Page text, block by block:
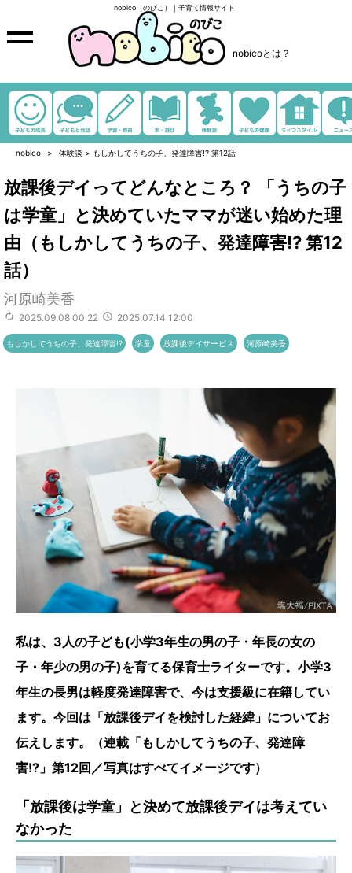
nobico（のびこ）｜子育て情報サイト
nobicoとは？
nobico 体験談 > もしかしてうちの子、発達障害!? 第12話
放課後デイってどんなところ？ 「うちの子
は学童」と決めていたママが迷い始めた理
由（もしかしてうちの子、発達障害!? 第12
話）
河原崎美香
2025.09.08 00:22 2025.07.14 12:00
もしかしてうちの子、発達障害!? 学童 放課後デイサービス 河原崎美香
私は、3人の子ども(小学3年生の男の子・年長の女の
子・年少の男の子)を育てる保育士ライターです。小学3
年生の長男は軽度発達障害で、今は支援級に在籍してい
ます。今回は「放課後デイを検討した経緯」についてお
伝えします。（連載「もしかしてうちの子、発達障
害!?」第12回／写真はすべてイメージです）
「放課後は学童」と決めて放課後デイは考えてい
なかった